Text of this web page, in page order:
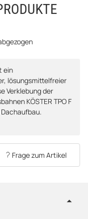
ein
lösungsmittelfreier
Verklebung der
KÖSTER TPO F
Dachaufbau.
Frage zum Artikel